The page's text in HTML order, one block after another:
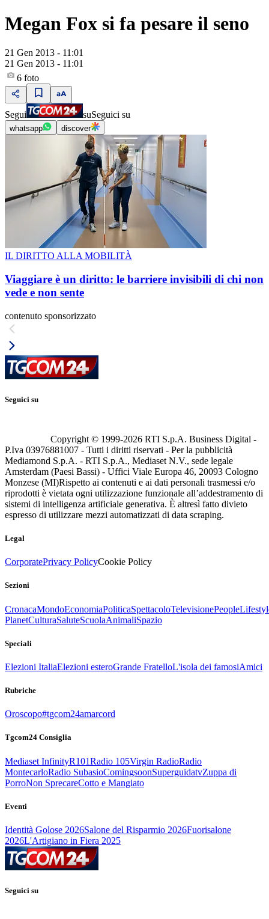
Megan Fox si fa pesare il seno
21 Gen 2013 - 11:01
21 Gen 2013 - 11:01
6 foto
Segui suSeguici su
whatsapp discover
IL DIRITTO ALLA MOBILITÀ
Viaggiare è un diritto: le barriere invisibili di chi non
vede e non sente
contenuto sponsorizzato
Seguici su
Copyright © 1999-2026 RTI S.p.A. Business Digital -
P.Iva 03976881007 - Tutti i diritti riservati - Per la pubblicità
Mediamond S.p.A. - RTI S.p.A., Mediaset N.V., sede legale
Amsterdam (Paesi Bassi) - Uffici Viale Europa 46, 20093 Cologno
Monzese (MI)Rispetto ai contenuti e ai dati personali trasmessi e/o
riprodotti è vietata ogni utilizzazione funzionale all’addestramento di
sistemi di intelligenza artificiale generativa. È altresì fatto divieto
espresso di utilizzare mezzi automatizzati di data scraping.
Legal
CorporatePrivacy PolicyCookie Policy
Sezioni
CronacaMondoEconomiaPoliticaSpettacoloTelevisionePeople
PlanetCulturaSaluteScuolaAnimaliSpazio
Speciali
Elezioni ItaliaElezioni esteroGrande FratelloL'isola dei famosiAmici
Rubriche
Oroscopo#tgcom24amarcord
Tgcom24 Consiglia
Mediaset InfinityR101Radio 105Virgin RadioRadio
MontecarloRadio SubasioComingsoonSuperguidatvZuppa di
PorroNon SprecareCotto e Mangiato
Eventi
Identità Golose 2026Salone del Risparmio 2026Fuorisalone
2026L'Artigiano in Fiera 2025
Seguici su